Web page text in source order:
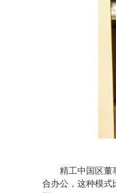
精工中国区董事
合办公，这种模